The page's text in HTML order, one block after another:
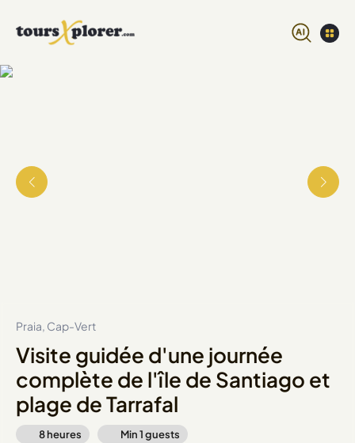
Praia, Cap-Vert
Visite guidée d'une journée
complète de l'île de Santiago et
plage de Tarrafal
8 heures Min1guests